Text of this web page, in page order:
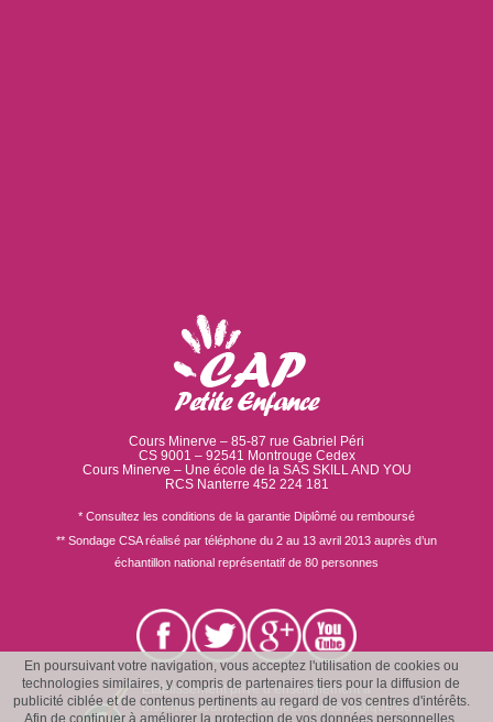
Cours Minerve – 85-87 rue Gabriel Péri
CS 9001 – 92541 Montrouge Cedex
Cours Minerve – Une école de la SAS SKILL AND YOU
RCS Nanterre 452 224 181
* Consultez les conditions de la garantie Diplômé ou remboursé
** Sondage CSA réalisé par téléphone du 2 au 13 avril 2013 auprès d’un
échantillon national représentatif de 80 personnes
Établissement privé d’enseignement à
distance soumis au contrôle pédagogique de
En poursuivant votre navigation, vous acceptez l'utilisation de cookies ou
technologies similaires, y compris de partenaires tiers pour la diffusion de
publicité ciblée et de contenus pertinents au regard de vos centres d'intérêts.
Afin de continuer à améliorer la protection de vos données personnelles,